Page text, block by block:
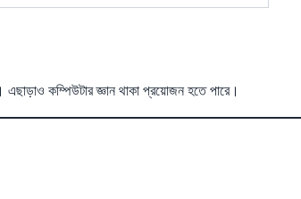
কম্পিউটার জ্ঞান থাকা প্রয়োজন হতে পারে।